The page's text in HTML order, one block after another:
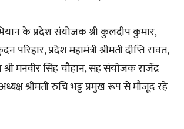
के प्रदेश संयोजक श्री कुलदीप कुमार,
परिहार, प्रदेश महामंत्री श्रीमती दीप्ति रावत,
श्री मनवीर सिंह चौहान, सह संयोजक राजेंद्र
श्रीमती रुचि भट्ट प्रमुख रूप से मौजूद रहे